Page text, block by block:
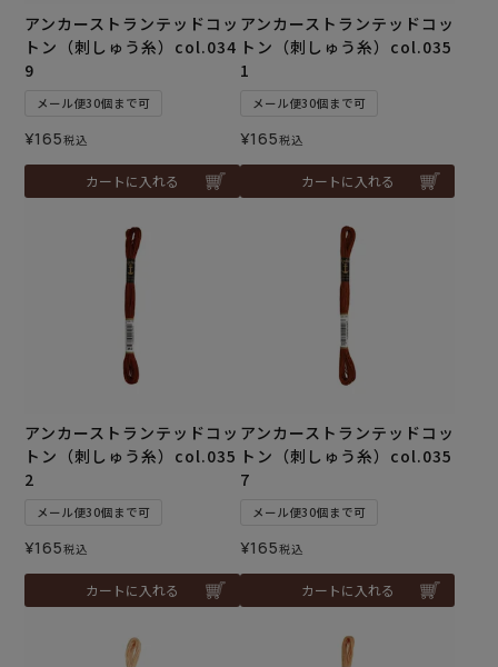
アンカーストランテッドコッ
トン（刺しゅう糸）col.034
9
メール便30個まで可
¥165税込
カートに入れる
アンカーストランテッドコッ
トン（刺しゅう糸）col.035
1
メール便30個まで可
¥165税込
カートに入れる
アンカーストランテッドコッ
トン（刺しゅう糸）col.035
2
メール便30個まで可
¥165税込
カートに入れる
アンカーストランテッドコッ
トン（刺しゅう糸）col.035
7
メール便30個まで可
¥165税込
カートに入れる